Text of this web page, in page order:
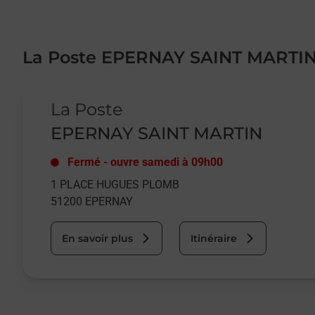
La Poste EPERNAY SAINT
La Poste
EPERNAY SAINT MARTIN
Fermé - ouvre samedi à 09h00
1 PLACE HUGUES PLOMB
51200 EPERNAY
En savoir plus Itinéraire